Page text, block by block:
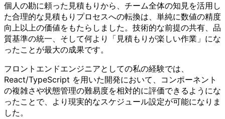
個人の勘に頼った見積もりから、チーム全体の知見を活用し
た合理的な見積もりプロセスへの転換は、単純に数値の精度
向上以上の価値をもたらしました。技術的な前提の共有、品
質基準の統一、そして何より「見積もりが楽しい作業」にな
ったことが最大の成果です。
フロントエンドエンジニアとしての私の経験では、
React/TypeScript を用いた開発において、コンポーネント
の複雑さや状態管理の難易度を相対的に評価できるようにな
ったことで、より現実的なスケジュール設定が可能になりま
した。